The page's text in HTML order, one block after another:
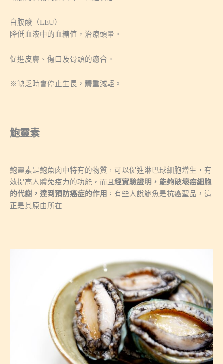
白胺酸（LEU）
降低血液中的血糖值，治療頭暈。
促進皮膚、傷口及骨頭的癒合。
※缺乏時會停止生長，體重減輕。
鮑靈素
鮑靈素是鮑魚肉中特有的物質，可以促進淋巴球細胞增生，有
效提高人體免疫力的功能，而且 經實驗證明，能夠破壞癌細胞
的代謝，達到預防癌症的作用 ，有些人說鮑魚是抗癌聖品，這
正是其原由所在